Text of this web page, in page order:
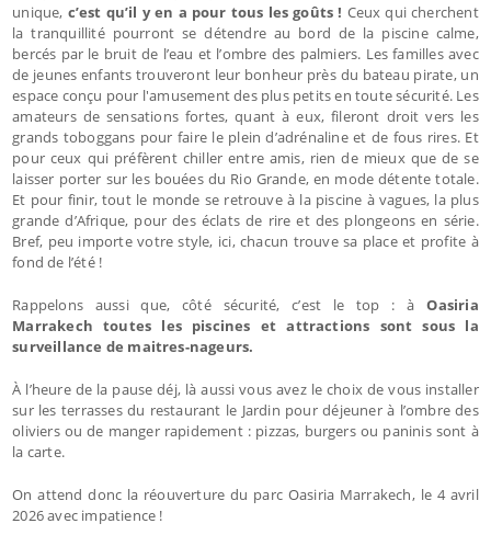
unique, c’est qu’il y en a pour tous les goûts ! Ceux qui cherchent
la tranquillité pourront se détendre au bord de la piscine calme,
bercés par le bruit de l’eau et l’ombre des palmiers. Les familles avec
de jeunes enfants trouveront leur bonheur près du bateau pirate, un
espace conçu pour l'amusement des plus petits en toute sécurité. Les
amateurs de sensations fortes, quant à eux, fileront droit vers les
grands toboggans pour faire le plein d’adrénaline et de fous rires. Et
pour ceux qui préfèrent chiller entre amis, rien de mieux que de se
laisser porter sur les bouées du Rio Grande, en mode détente totale.
Et pour finir, tout le monde se retrouve à la piscine à vagues, la plus
grande d’Afrique, pour des éclats de rire et des plongeons en série.
Bref, peu importe votre style, ici, chacun trouve sa place et profite à
fond de l’été !
Rappelons aussi que, côté sécurité, c’est le top : àOasiria
Marrakech toutes les piscines et attractions sont sous la
surveillance de maitres-nageurs.
À l’heure de la pause déj, là aussi vous avez le choix de vous installer
sur les terrasses du restaurant le Jardin pour déjeuner à l’ombre des
oliviers ou de manger rapidement : pizzas, burgers ou paninis sont à
la carte.
On attend donc la réouverture du parc Oasiria Marrakech, le 4 avril
2026 avec impatience !